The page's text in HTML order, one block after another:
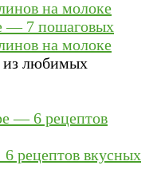
— 7 пошаговых
на молоке
из любимых
рецептов вкусных